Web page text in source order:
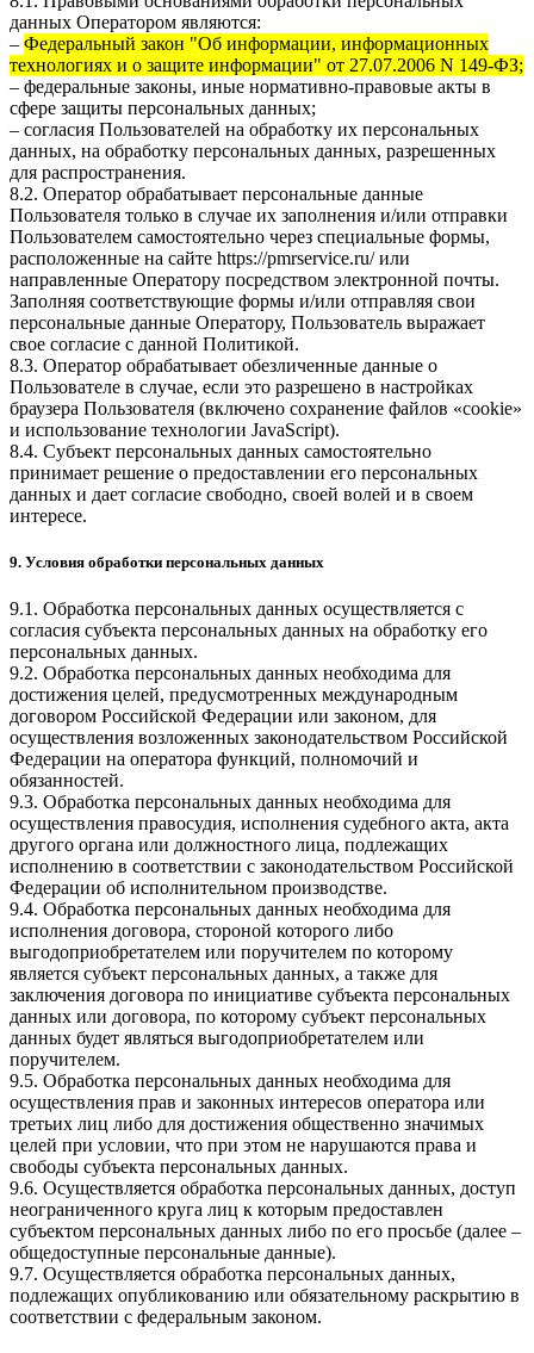
данных Оператором являются:
– Федеральный закон "Об информации, информационных
технологиях и о защите информации" от 27.07.2006 N 149-ФЗ;
– федеральные законы, иные нормативно-правовые акты в
сфере защиты персональных данных;
– согласия Пользователей на обработку их персональных
данных, на обработку персональных данных, разрешенных
для распространения.
8.2. Оператор обрабатывает персональные данные
Пользователя только в случае их заполнения и/или отправки
Пользователем самостоятельно через специальные формы,
расположенные на сайте https://pmrservice.ru/или
направленные Оператору посредством электронной почты.
Заполняя соответствующие формы и/или отправляя свои
персональные данные Оператору, Пользователь выражает
свое согласие с данной Политикой.
8.3. Оператор обрабатывает обезличенные данные о
Пользователе в случае, если это разрешено в настройках
браузера Пользователя (включено сохранение файлов «cookie»
и использование технологии JavaScript).
8.4. Субъект персональных данных самостоятельно
принимает решение о предоставлении его персональных
данных и дает согласие свободно, своей волей и в своем
интересе.
9. Условия обработки персональных данных
9.1. Обработка персональных данных осуществляется с
согласия субъекта персональных данных на обработку его
персональных данных.
9.2. Обработка персональных данных необходима для
достижения целей, предусмотренных международным
договором Российской Федерации или законом, для
осуществления возложенных законодательством Российской
Федерации на оператора функций, полномочий и
обязанностей.
9.3. Обработка персональных данных необходима для
осуществления правосудия, исполнения судебного акта, акта
другого органа или должностного лица, подлежащих
исполнению в соответствии с законодательством Российской
Федерации об исполнительном производстве.
9.4. Обработка персональных данных необходима для
исполнения договора, стороной которого либо
выгодоприобретателем или поручителем по которому
является субъект персональных данных, а также для
заключения договора по инициативе субъекта персональных
данных или договора, по которому субъект персональных
данных будет являться выгодоприобретателем или
поручителем.
9.5. Обработка персональных данных необходима для
осуществления прав и законных интересов оператора или
третьих лиц либо для достижения общественно значимых
целей при условии, что при этом не нарушаются права и
свободы субъекта персональных данных.
9.6. Осуществляется обработка персональных данных, доступ
неограниченного круга лиц к которым предоставлен
субъектом персональных данных либо по его просьбе (далее –
общедоступные персональные данные).
9.7. Осуществляется обработка персональных данных,
подлежащих опубликованию или обязательному раскрытию в
соответствии с федеральным законом.